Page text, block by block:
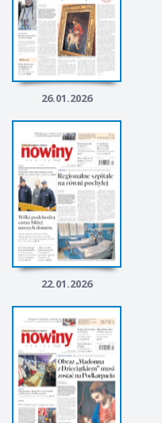
26.01.2026
22.01.2026